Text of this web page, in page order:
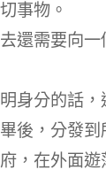
事物。
還需要向
身分的話
後，分發到
，在外面